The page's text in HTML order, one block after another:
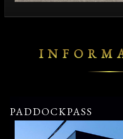
PADDOCKPASS